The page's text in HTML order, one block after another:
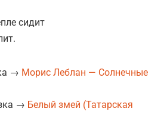
сидит
→ Морис Леблан — Солнечные
→ Белый змей (Татарская